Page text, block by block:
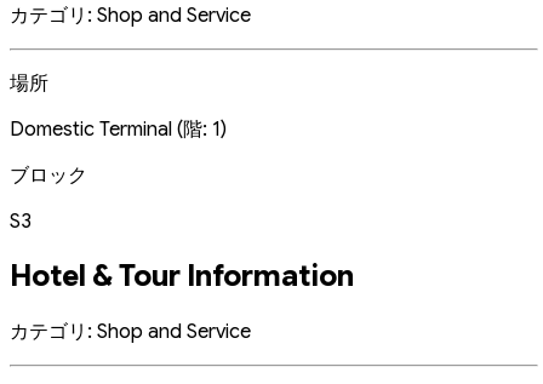
カテゴリ: Shop and Service
場所
Domestic Terminal (階: 1)
ブロック
S3
Hotel & Tour Information
カテゴリ: Shop and Service